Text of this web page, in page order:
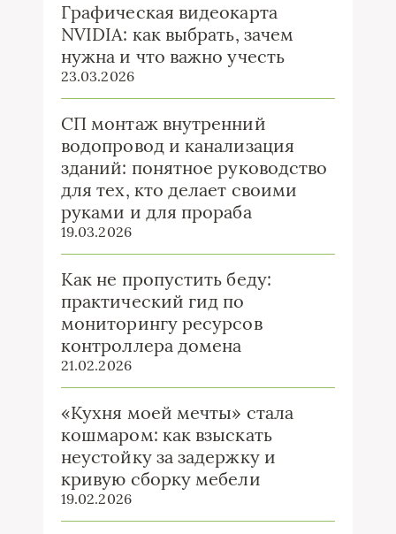
Графическая видеокарта
NVIDIA: как выбрать, зачем
нужна и что важно учесть
23.03.2026
СП монтаж внутренний
водопровод и канализация
зданий: понятное руководство
для тех, кто делает своими
руками и для прораба
19.03.2026
Как не пропустить беду:
практический гид по
мониторингу ресурсов
контроллера домена
21.02.2026
«Кухня моей мечты» стала
кошмаром: как взыскать
неустойку за задержку и
кривую сборку мебели
19.02.2026